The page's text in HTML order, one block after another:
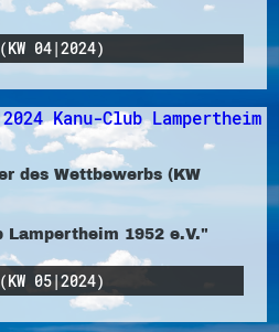
04|2024)
des Wettbewerbs (KW
Lampertheim 1952 e.V."
05|2024)